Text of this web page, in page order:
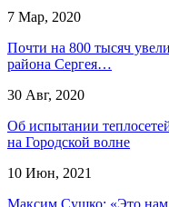
7 Мар, 2020
Почти на 800 тысяч
района Сергея…
30 Авг, 2020
Об испытании
на Городской волне
10 Июн, 2021
Максим Сушко: «Это нам